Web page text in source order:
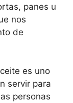
panes u
nos
de
es uno
servir para
personas